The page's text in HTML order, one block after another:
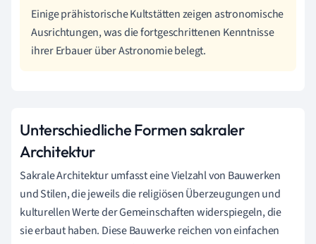
Einige prähistorische Kultstätten zeigen astronomische
Ausrichtungen, was die fortgeschrittenen Kenntnisse
ihrer Erbauer über Astronomie belegt.
Unterschiedliche Formen sakraler
Architektur
Sakrale Architektur umfasst eine Vielzahl von Bauwerken
und Stilen, die jeweils die religiösen Überzeugungen und
kulturellen Werte der Gemeinschaften widerspiegeln, die
sie erbaut haben. Diese Bauwerke reichen von einfachen